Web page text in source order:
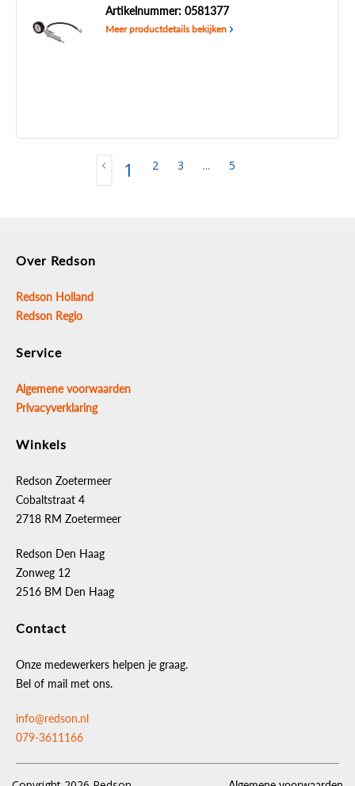
Artikelnummer: 0581377
Meer productdetails bekijken
1 2 3 ... 5
Over Redson
Redson Holland
Redson Regio
Service
Algemene voorwaarden
Privacyverklaring
Winkels
Redson Zoetermeer
Cobaltstraat 4
2718 RM Zoetermeer
Redson Den Haag
Zonweg 12
2516 BM Den Haag
Contact
Onze medewerkers helpen je graag.
Bel of mail met ons.
info@redson.nl
079-3611166